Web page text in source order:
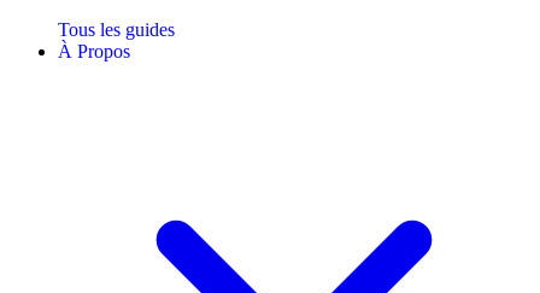
Tous les guides
À Propos